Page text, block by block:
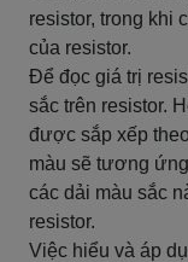
resistor, trong khi
của resistor.
Để đọc giá trị
sắc trên resistor.
được sắp xếp
màu sẽ tương
các dải màu sắc
resistor.
Việc hiểu và áp